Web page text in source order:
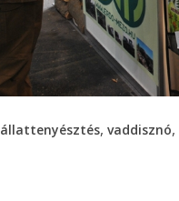
állattenyésztés, vaddisznó,